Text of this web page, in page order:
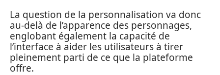
La question de la personnalisation va donc
au-delà de l’apparence des personnages,
englobant également la capacité de
l’interface à aider les utilisateurs à tirer
pleinement parti de ce que la plateforme
offre.